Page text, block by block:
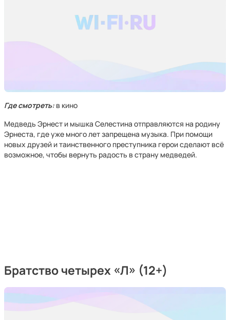
Где смотреть: в кино
Медведь Эрнест и мышка Селестина отправляются на родину
Эрнеста, где уже много лет запрещена музыка. При помощи
новых друзей и таинственного преступника герои сделают всё
возможное, чтобы вернуть радость в страну медведей.
Братство четырех «Л» (12+)